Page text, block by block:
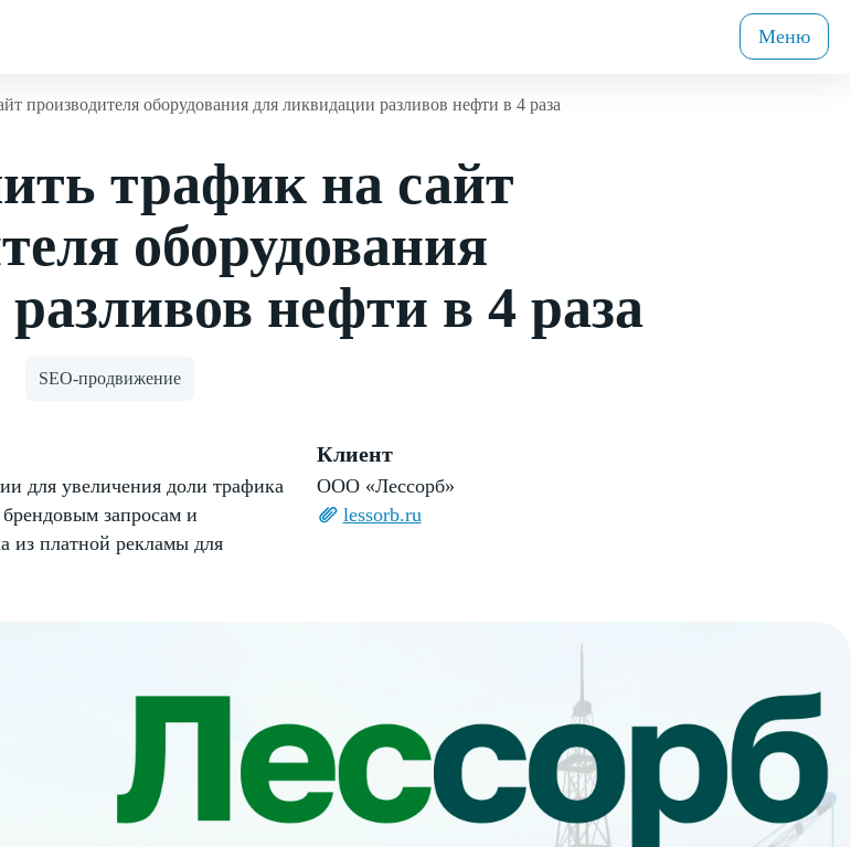
Меню
производителя оборудования для ликвидации разливов нефти в 4 раза
трафик на сайт
оборудования
нефти в 4 раза
SEO-продвижение
для увеличения доли трафика
запросам и
из платной рекламы для
Клиент
ООО «Лессорб»
lessorb.ru